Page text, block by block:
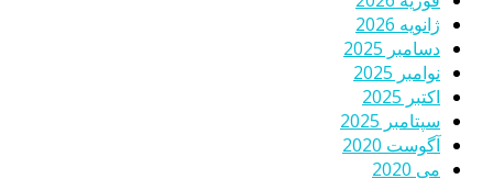
ژانویه 2026
دسامبر 2025
نوامبر 2025
اکتبر 2025
سپتامبر 2025
آگوست 2020
می 2020